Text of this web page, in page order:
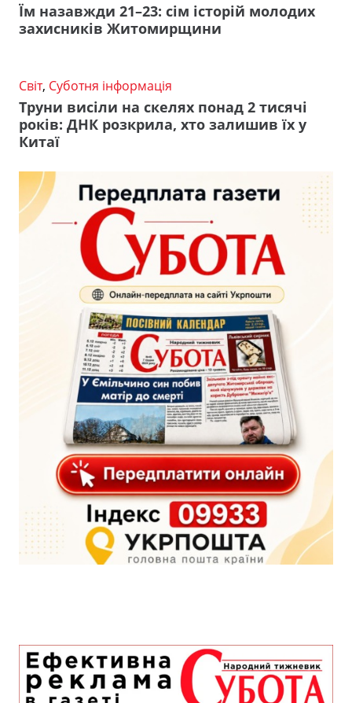
Їм назавжди 21–23: сім історій молодих
захисників Житомирщини
Світ, Суботня інформація
Труни висіли на скелях понад 2 тисячі
років: ДНК розкрила, хто залишив їх у
Китаї